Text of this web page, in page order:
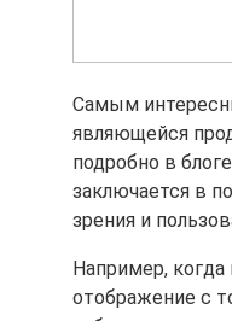
Самым
являющейся
подробно в
заключается в
зрения и
Например,
отображение с